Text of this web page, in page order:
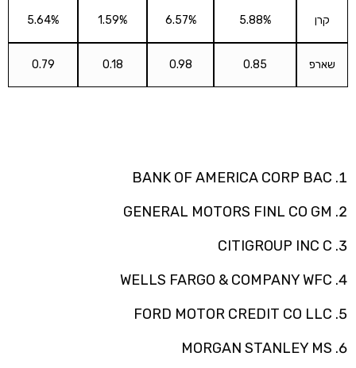
קרן 5.88%
6.57%
1.59%
5.64%
שארפ 0.85
0.98
0.18
0.79
BANK OF AMERICA CORP BAC
GENERAL MOTORS FINL CO GM
CITIGROUP INC C
WELLS FARGO & COMPANY WFC
FORD MOTOR CREDIT CO LLC
MORGAN STANLEY MS